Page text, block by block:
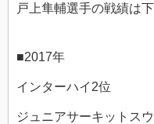
戸上隼輔選手の戦績は
■2017年
インターハイ2位
ジュニアサーキットス